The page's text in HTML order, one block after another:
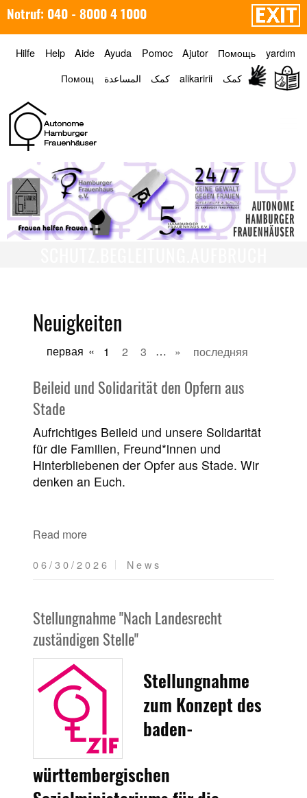
Notruf: 040 - 8000 4 1000
Hilfe Help Aide Ayuda Pomoc Ajutor Помощь
yardım
Помощ
المساعدة کمک alikaririi کمک
Neuigkeiten
первая « 1 2 3 … » последняя
Beileid und Solidarität den Opfern aus
Stade
Aufrichtiges Beileid und unsere Solidarität
für die Familien, Freund*innen und
Hinterbliebenen der Opfer aus Stade. Wir
denken an Euch.
Read more
06/30/2026 News
Stellungnahme "Nach Landesrecht
zuständigen Stelle"
Stellungnahme
zum Konzept des
baden-
württembergischen